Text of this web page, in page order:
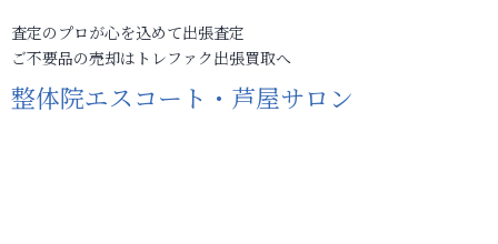
査定のプロが心を込めて出張査定
ご不要品の売却はトレファク出張買取へ
整体院エスコート・芦屋サロン